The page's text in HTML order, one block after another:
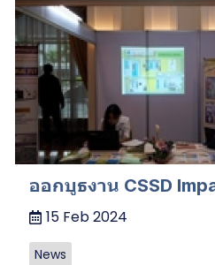
ออกบูธงาน CSSD
15 Feb 2024
News